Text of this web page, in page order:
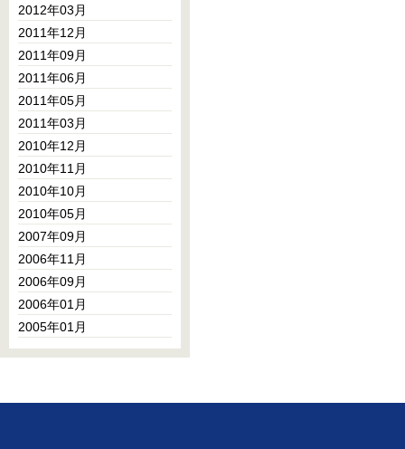
2012年03月
2011年12月
2011年09月
2011年06月
2011年05月
2011年03月
2010年12月
2010年11月
2010年10月
2010年05月
2007年09月
2006年11月
2006年09月
2006年01月
2005年01月